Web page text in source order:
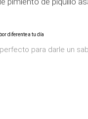
para darle un